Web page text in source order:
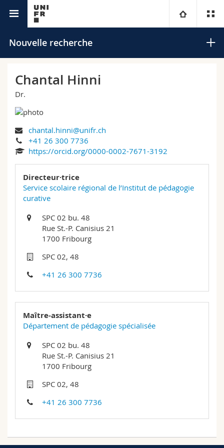
Université
Campus
Université
Formation continue
Sciences économiques et sociales et management
Lettres et sciences humaines
Sciences de l'éducation et de la formation
Sciences et médecine
Interfacultaire
Vous êtes
Etudiants
Médias
Chercheurs
Collaborateurs
Doctorants
Annuaire du personnel
Plan d'accès
Webmail
Programme des cours
Nouvelle recherche
Chantal Hinni
Dr.
chantal.hinni@unifr.ch
+41 26 300 7736
https://orcid.org/0000-0002-7671-3192
Directeur·trice
Service scolaire régional de l’Institut de pédagogie
curative
SPC 02 bu. 48
Rue St.-P. Canisius 21
1700 Fribourg
SPC 02, 48
+41 26 300 7736
Maître-assistant·e
Département de pédagogie spécialisée
SPC 02 bu. 48
Rue St.-P. Canisius 21
1700 Fribourg
SPC 02, 48
+41 26 300 7736